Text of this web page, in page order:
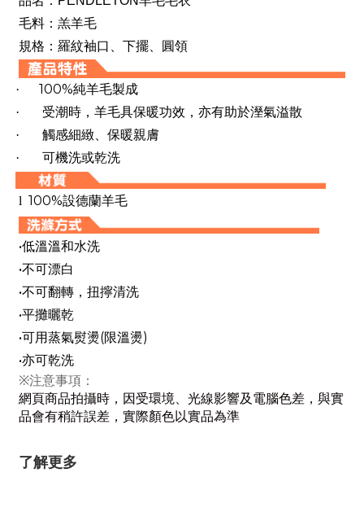
毛料：羔羊毛
規格：羅紋袖口、下擺、圓領
· 100%純羊毛製成
·
受潮時，羊毛具保暖功效，亦有助於溼氣溢散
·
觸感細緻、保暖親膚
·
可機洗或乾洗
l 100%設德蘭羊毛
•低溫溫和水洗
•不可漂白
•不可翻轉，扭擰清洗
•平攤曬乾
•可用蒸氣熨燙(限溫燙)
•亦可乾洗
※注意事項：
網頁商品拍攝時，因受環境、光線影響及電腦色差，與實
品會有稍許誤差，實際顏色以實品為準
了解更多